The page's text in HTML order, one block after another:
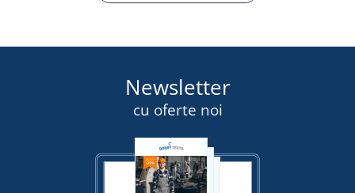
Newsletter
cu oferte noi